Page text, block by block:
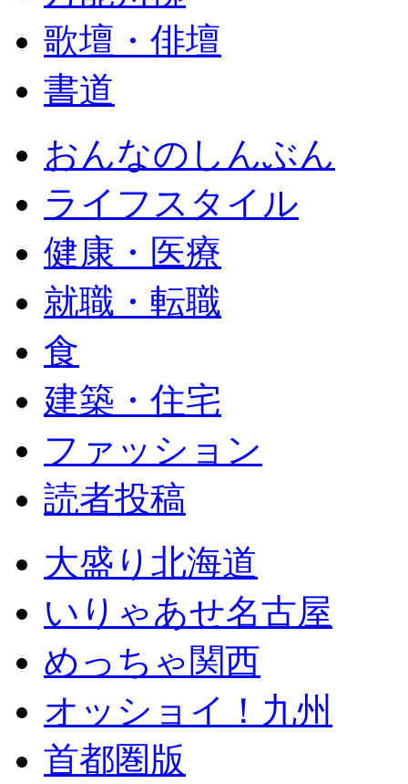
歌壇・俳壇
書道
おんなのしんぶん
ライフスタイル
健康・医療
就職・転職
食
建築・住宅
ファッション
読者投稿
大盛り北海道
いりゃあせ名古屋
めっちゃ関西
オッショイ！九州
首都圏版